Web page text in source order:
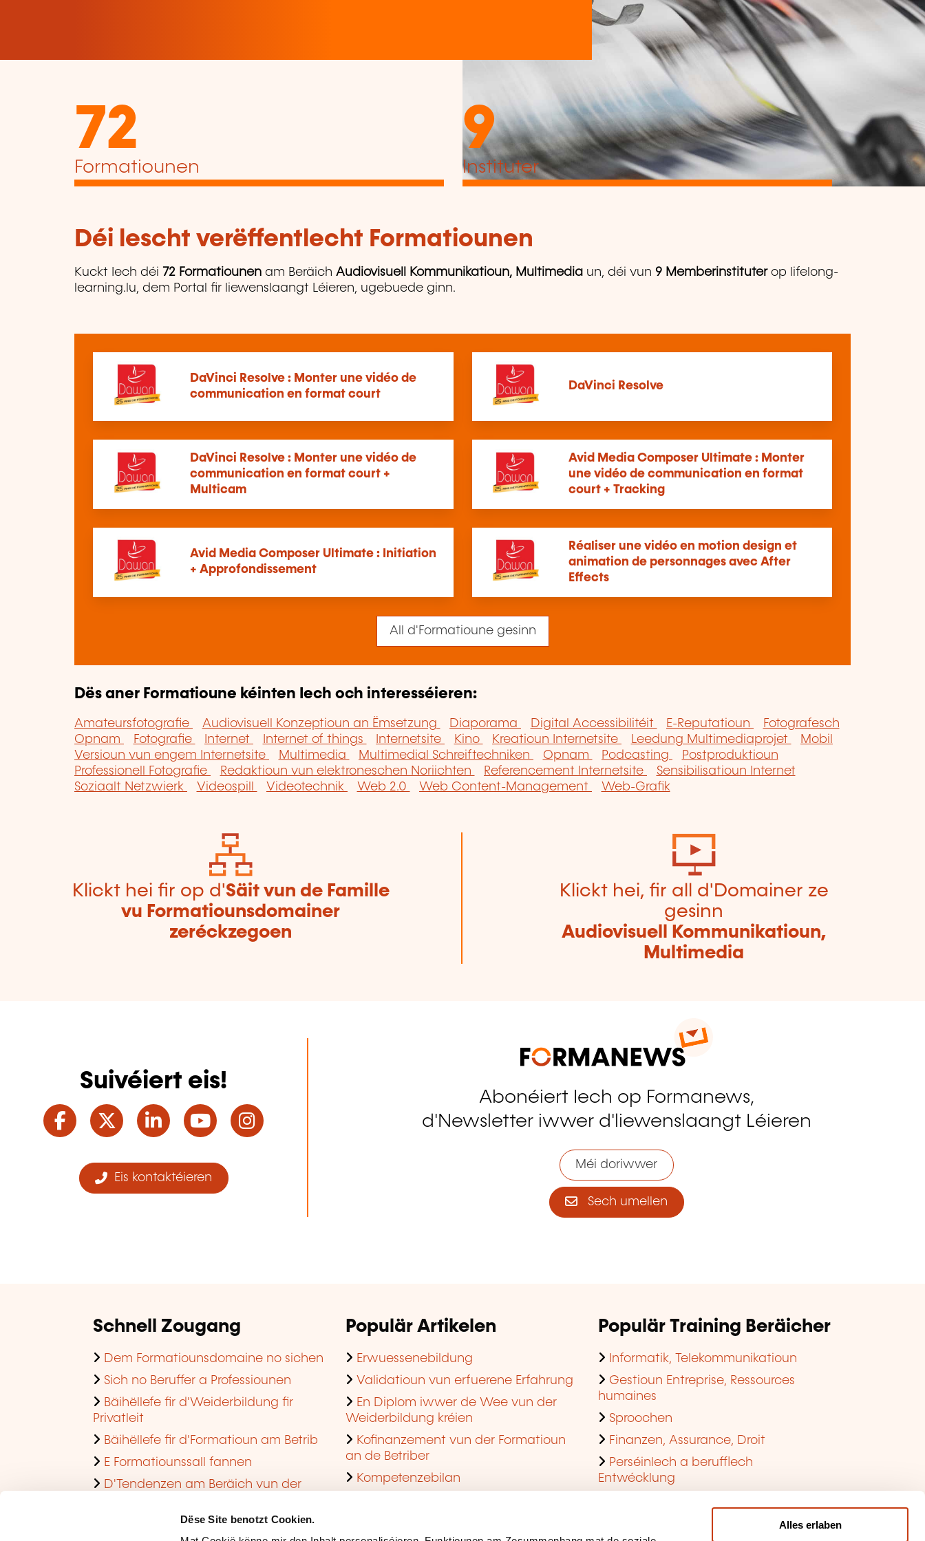
Dëse Site benotzt Cookien.
Alles erlaben
72
Formatiounen
9
Instituter
Déi lescht verëffentlecht Formatiounen
Kuckt Iech déi 72 Formatiounen am Beräich Audiovisuell Kommunikatioun, Multimedia un, déi vun 9 Memberinstituter op lifelong-
learning.lu, dem Portal fir liewenslaangt Léieren, ugebuede ginn.
DaVinci Resolve : Monter une vidéo de
communication en format court
DaVinci Resolve
DaVinci Resolve : Monter une vidéo de
communication en format court +
Multicam
Avid Media Composer Ultimate : Monter
une vidéo de communication en format
court + Tracking
Avid Media Composer Ultimate : Initiation
+ Approfondissement
Réaliser une vidéo en motion design et
animation de personnages avec After
Effects
All d'Formatioune gesinn
Dës aner Formatioune kéinten Iech och interesséieren:
Amateursfotografie Audiovisuell Konzeptioun an Ëmsetzung Diaporama Digital Accessibilitéit E-Reputatioun
Fotografesch
Opnam
Fotografie Internet Internet of things Internetsite Kino Kreatioun Internetsite Leedung Multimediaprojet
Mobil
Versioun vun engem Internetsite
Multimedia Multimedial Schreiftechniken Opnam Podcasting
Postproduktioun
Professionell Fotografie
Redaktioun vun elektroneschen Noriichten Referencement Internetsite
Sensibilisatioun Internet
Soziaalt Netzwierk
Videospill Videotechnik Web 2.0 Web Content-Management Web-Grafik
Klickt hei fir op d'Säit vun de Famille
vu Formatiounsdomainer
zeréckzegoen
Klickt hei, fir all d'Domainer ze
gesinn
Audiovisuell Kommunikatioun,
Multimedia
Suivéiert eis!
Facebook
TwitterLinkedInYouTube
Eis kontaktéieren
Abonéiert Iech op Formanews,
d'Newsletter iwwer d'liewenslaangt Léieren
Méi doriwwer
Sech umellen
Schnell Zougang
Dem Formatiounsdomaine no sichen
Sich no Beruffer a Professiounen
Bäihëllefe fir d'Weiderbildung fir
Privatleit
Bäihëllefe fir d'Formatioun am Betrib
E Formatiounssall fannen
D'Tendenzen am Beräich vun der
Populär Artikelen
Erwuessenebildung
Validatioun vun erfuerene Erfahrung
En Diplom iwwer de Wee vun der
Weiderbildung kréien
Kofinanzement vun der Formatioun
an de Betriber
Kompetenzebilan
Populär Training Beräicher
Informatik, Telekommunikatioun
Gestioun Entreprise, Ressources
humaines
Sproochen
Finanzen, Assurance, Droit
Perséinlech a berufflech
Entwécklung